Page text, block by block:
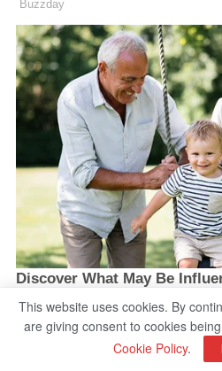
This website uses cookies. By
are giving consent to cookies
Cookie Policy.